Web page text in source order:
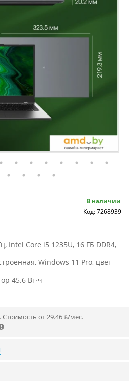
В наличии
Код: 7268939
Intel Core i5 1235U, 16 ГБ DDR4,
Windows 11 Pro, цвет
45.6 Вт·ч
от 29.46 ƃ/мec.